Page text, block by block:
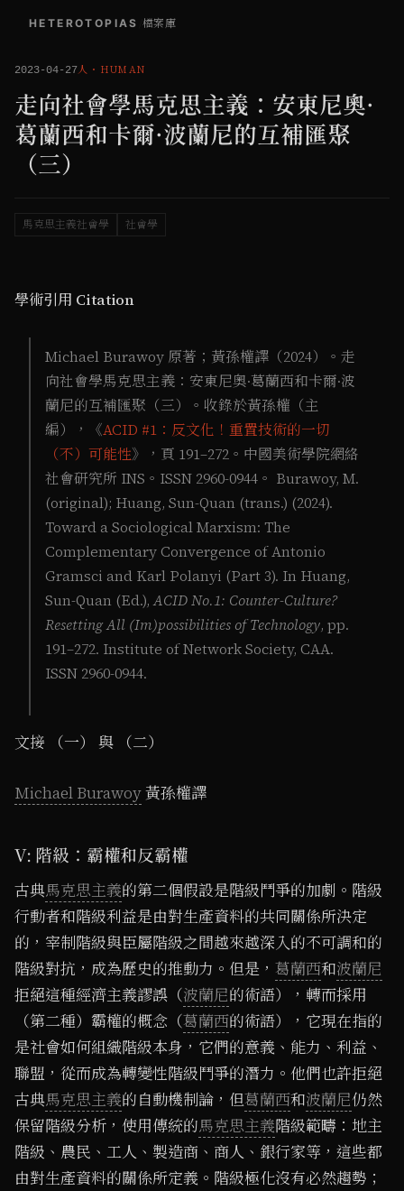
HETEROTOPIAS 檔案庫
2023-04-27人 ・ HUMAN
走向社會學馬克思主義：安東尼奧·
葛蘭西和卡爾·波蘭尼的互補匯聚
（三）
馬克思主義社會學 社會學
學術引用 Citation
Michael Burawoy 原著；黃孫權譯（2024）。走
向社會學馬克思主義：安東尼奧·葛蘭西和卡爾·波
蘭尼的互補匯聚（三）。收錄於黃孫權（主
編），《ACID #1：反文化！重置技術的一切
（不）可能性》，頁 191–272。中國美術學院網絡
社會研究所 INS。ISSN 2960-0944。 Burawoy, M.
(original); Huang, Sun-Quan (trans.) (2024).
Toward a Sociological Marxism: The
Complementary Convergence of Antonio
Gramsci and Karl Polanyi (Part 3). In Huang,
Sun-Quan (Ed.),ACID No.1: Counter-Culture?
Resetting All (Im)possibilities of Technology, pp.
191–272. Institute of Network Society, CAA.
ISSN 2960-0944.
文接 （一） 與 （二）
Michael Burawoy黃孫權譯
V: 階級：霸權和反霸權
古典馬克思主義的第二個假設是階級鬥爭的加劇。階級
行動者和階級利益是由對生產資料的共同關係所決定
的，宰制階級與臣屬階級之間越來越深入的不可調和的
階級對抗，成為歷史的推動力。但是， 葛蘭西和波蘭尼
拒絕這種經濟主義謬誤（波蘭尼的術語），轉而採用
（第二種）霸權的概念（葛蘭西的術語），它現在指的
是社會如何組織階級本身，它們的意義、能力、利益、
聯盟，從而成為轉變性階級鬥爭的潛力。他們也許拒絕
古典馬克思主義的自動機制論，但葛蘭西和波蘭尼仍然
保留階級分析，使用傳統的馬克思主義階級範疇：地主
階級、農民、工人、製造商、商人、銀行家等，這些都
由對生產資料的關係所定義。階級極化沒有必然趨勢；